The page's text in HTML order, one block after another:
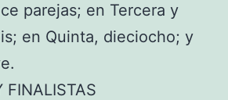
parejas; en Tercera y
en Quinta, dieciocho; y
FINALISTAS